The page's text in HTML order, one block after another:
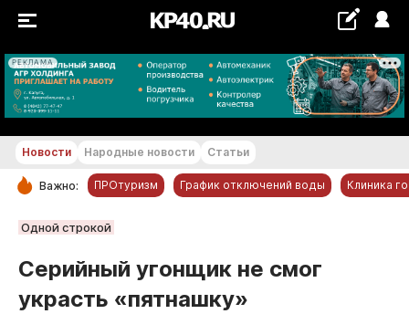
РЕКЛАМА
+29...+30 °С
РУБРИКИ
Обнинск
Новости компаний
Новости Народные новости Статьи
Важно: ПРОтуризм График отключений воды Клиника
Одной строкой
Серийный угонщик не смог
украсть «пятнашку»